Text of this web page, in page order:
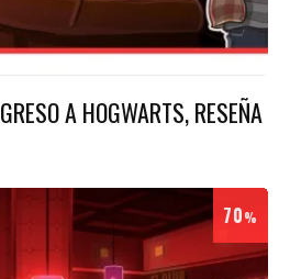
A HOGWARTS, RESEÑA
70%